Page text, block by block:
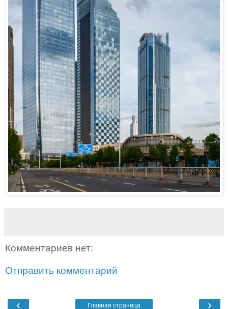
Комментариев нет:
Отправить комментарий
‹ ›
Главная страница